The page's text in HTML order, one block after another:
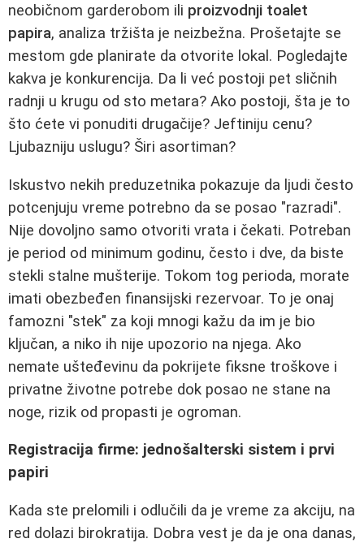
neobičnom garderobom ili proizvodnji toalet
papira, analiza tržišta je neizbežna. Prošetajte se
mestom gde planirate da otvorite lokal. Pogledajte
kakva je konkurencija. Da li već postoji pet sličnih
radnji u krugu od sto metara? Ako postoji, šta je to
što ćete vi ponuditi drugačije? Jeftiniju cenu?
Ljubazniju uslugu? Širi asortiman?
Iskustvo nekih preduzetnika pokazuje da ljudi često
potcenjuju vreme potrebno da se posao "razradi".
Nije dovoljno samo otvoriti vrata i čekati. Potreban
je period od minimum godinu, često i dve, da biste
stekli stalne mušterije. Tokom tog perioda, morate
imati obezbeđen finansijski rezervoar. To je onaj
famozni "stek" za koji mnogi kažu da im je bio
ključan, a niko ih nije upozorio na njega. Ako
nemate ušteđevinu da pokrijete fiksne troškove i
privatne životne potrebe dok posao ne stane na
noge, rizik od propasti je ogroman.
Registracija firme: jednošalterski sistem i prvi
papiri
Kada ste prelomili i odlučili da je vreme za akciju, na
red dolazi birokratija. Dobra vest je da je ona danas,